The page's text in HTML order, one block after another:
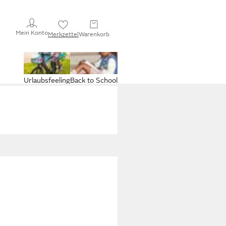
Mein KontoMerkzettelWarenkorb
Back to School
Urlaubsfeeling